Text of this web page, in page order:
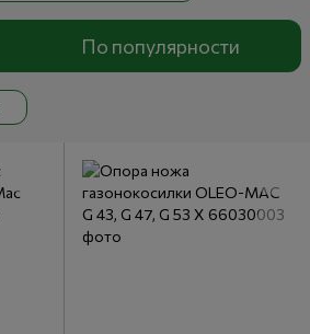
По популярности